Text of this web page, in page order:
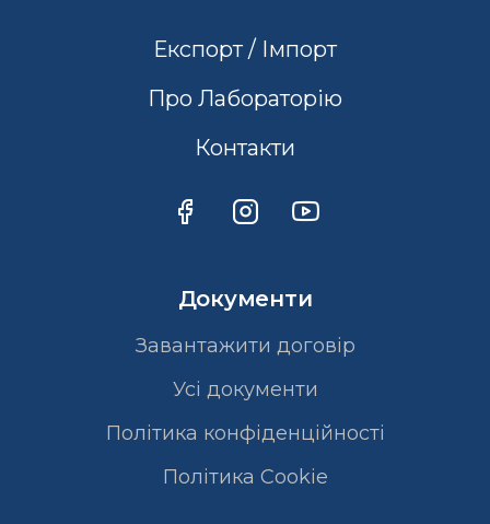
Експорт / Імпорт
Про Лабораторію
Контакти
Документи
Завантажити договір
Усі документи
Політика конфіденційності
Полiтика Cookie